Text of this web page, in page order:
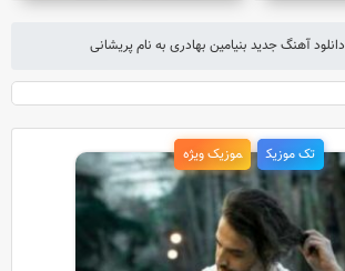
دانلود آهنگ جدید بنیامین بهادری به نام پریشانی
تک موزیک موزیک ویژه